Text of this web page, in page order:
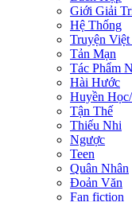
Giới Giải
Hệ Thống
Truyện
Tản Mạn
Tác Phẩm
Hài Hước
Huyền
Tận Thế
Thiếu Nhi
Ngược
Teen
Quân Nhân
Đoản Văn
Fan fiction